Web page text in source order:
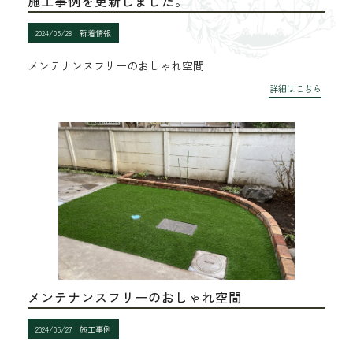
2024/05/28｜ 新着情報
メンテナンスフリーのおしゃれ空間
詳細はこちら
メンテナンスフリーのおしゃれ空間
2024/05/27｜ 施工事例